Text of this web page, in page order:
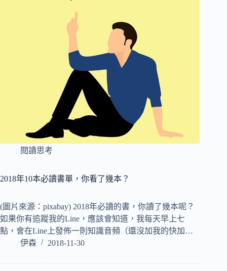
閱讀思考
2018年10本必讀書單，你看了幾本？
(圖片來源：pixabay) 2018年必讀的書，你讀了幾本呢？
如果你有追蹤我的Line，應該會知道，我每天早上七
點，會在Line上發佈一則知識音頻（還沒加我的快加…
伊森
2018-11-30